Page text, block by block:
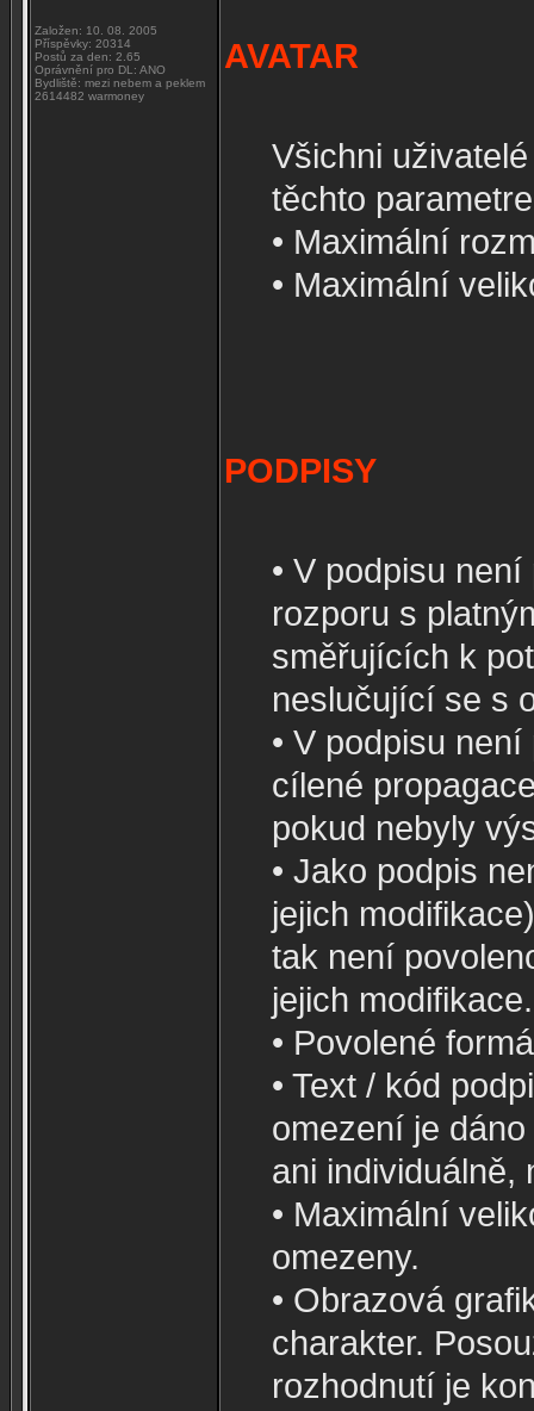
Založen: 10. 08. 2005
Příspěvky: 20314
Postů za den: 2.65
Oprávnění pro DL: ANO
Bydliště: mezi nebem a peklem
2614482 warmoney
AVATAR
Všichni
těchto
• Maximální
• Maximální
PODPISY
• V podpisu
rozporu s
směřujících k
neslučující se s
• V podpisu
cílené
pokud nebyly
• Jako podpis
jejich
tak není
jejich modifikace.
• Povolené
• Text / kód
omezení je
ani individuálně,
• Maximální
omezeny.
• Obrazová
charakter.
rozhodnutí je